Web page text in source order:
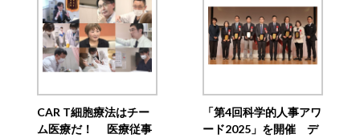
CAR T細胞療法はチー
ム医療だ！ 医療従事
「第4回科学的人事アワ
ード2025」を開催 デ